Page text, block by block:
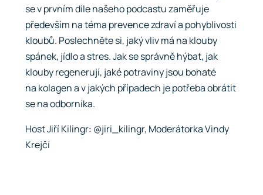
se v prvním díle našeho podcastu zaměřuje
především na téma prevence zdraví a pohyblivosti
kloubů. Poslechněte si, jaký vliv má na klouby
spánek, jídlo a stres. Jak se správně hýbat, jak
klouby regenerují, jaké potraviny jsou bohaté
na kolagen a v jakých případech je potřeba obrátit
se na odborníka.
Host Jiří Kilingr: @jiri_kilingr, Moderátorka Vindy
Krejčí